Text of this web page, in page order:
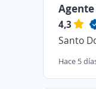
4,3
Santo
Hace 5